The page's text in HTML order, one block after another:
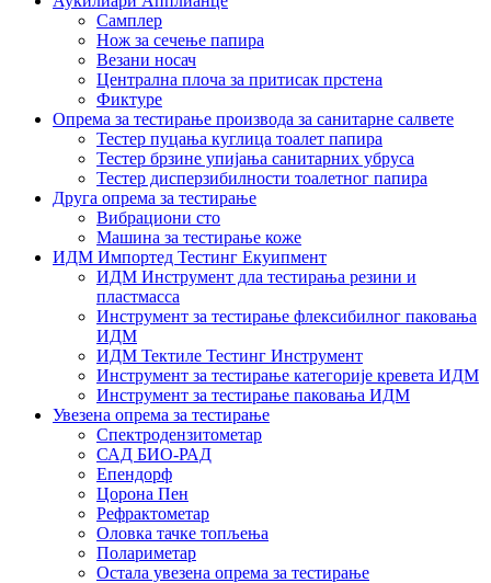
Самплер
Нож за сечење папира
Везани носач
Централна плоча за притисак прстена
Фиктуре
Опрема за тестирање производа за санитарне салвете
Тестер пуцања куглица тоалет папира
Тестер брзине упијања санитарних убруса
Тестер дисперзибилности тоалетног папира
Друга опрема за тестирање
Вибрациони сто
Машина за тестирање коже
ИДМ Импортед Тестинг Екуипмент
ИДМ Инструмент дла тестирања резини и
пластмасса
Инструмент за тестирање флексибилног паковања
ИДМ
ИДМ Тектиле Тестинг Инструмент
Инструмент за тестирање категорије кревета ИДМ
Инструмент за тестирање паковања ИДМ
Увезена опрема за тестирање
Спектродензитометар
САД БИО-РАД
Епендорф
Цорона Пен
Рефрактометар
Оловка тачке топљења
Полариметар
Остала увезена опрема за тестирање